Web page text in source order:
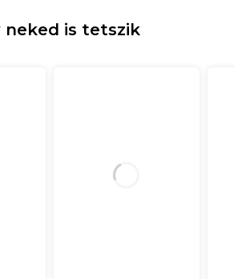
neked is tetszik